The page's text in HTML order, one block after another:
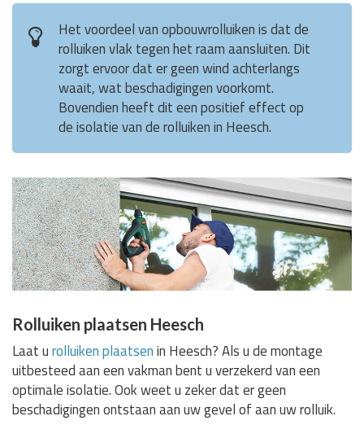
Het voordeel van opbouwrolluiken is dat de
rolluiken vlak tegen het raam aansluiten. Dit
zorgt ervoor dat er geen wind achterlangs
waait, wat beschadigingen voorkomt.
Bovendien heeft dit een positief effect op
de isolatie van de rolluiken in Heesch.
Rolluiken plaatsen Heesch
Laat urolluiken plaatsenin Heesch? Als u de montage
uitbesteed aan een vakman bent u verzekerd van een
optimale isolatie. Ook weet u zeker dat er geen
beschadigingen ontstaan aan uw gevel of aan uw rolluik.